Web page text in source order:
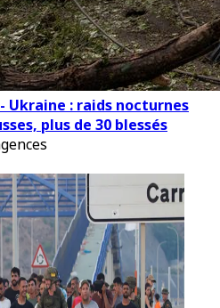
Ukraine : raids nocturnes
plus de 30 blessés